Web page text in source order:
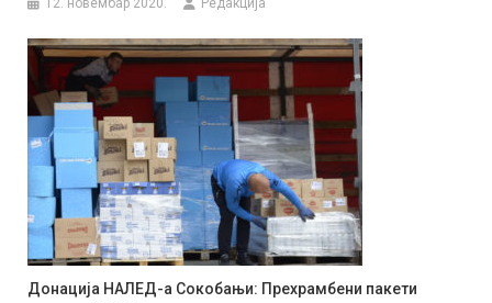
12. новембар 2020. Редакција
Донација НАЛЕД-а Сокобањи: Прехрамбени пакети